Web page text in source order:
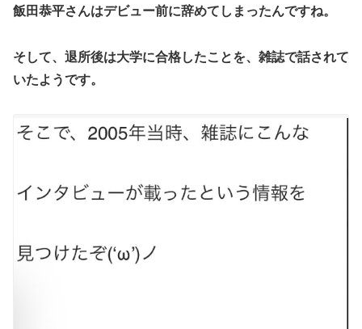
飯田恭平さんはデビュー前に辞めてしまったんですね。
そして、退所後は大学に合格したことを、雑誌で話されて
いたようです。